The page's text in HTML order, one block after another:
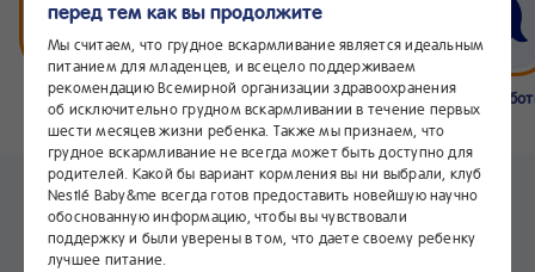
Бейбимания Что нового
Интернет-
магазин
Линия
24/7
Что важно знать о коже и
кожных высыпаниях у
младенцев
перед тем как вы продолжите
Мы считаем, что грудное вскармливание является идеальным
питанием для младенцев, и всецело поддерживаем
рекомендацию Всемирной организации здравоохранения
об исключительно грудном вскармливании в течение первых
шести месяцев жизни ребенка. Также мы признаем, что
грудное вскармливание не всегда может быть доступно для
родителей. Какой бы вариант кормления вы ни выбрали, клуб
Nestlé Baby&me всегда готов предоставить новейшую научно
обоснованную информацию, чтобы вы чувствовали
поддержку и были уверены в том, что даете своему ребенку
лучшее питание.